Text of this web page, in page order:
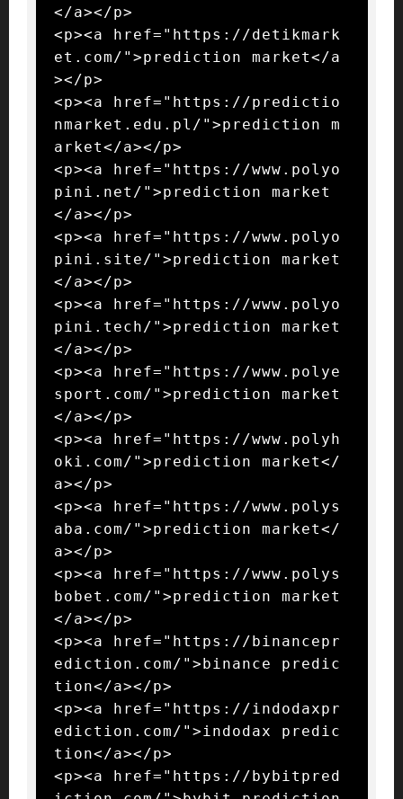
</a></p>
<p><a href="https://detikmark
et.com/">prediction market</a
></p>
<p><a href="https://predictio
nmarket.edu.pl/">prediction m
arket</a></p>
<p><a href="https://www.polyo
pini.net/">prediction market
</a></p>
<p><a href="https://www.polyo
pini.site/">prediction market
</a></p>
<p><a href="https://www.polyo
pini.tech/">prediction market
</a></p>
<p><a href="https://www.polye
sport.com/">prediction market
</a></p>
<p><a href="https://www.polyh
oki.com/">prediction market</
a></p>
<p><a href="https://www.polys
aba.com/">prediction market</
a></p>
<p><a href="https://www.polys
bobet.com/">prediction market
</a></p>
<p><a href="https://binancepr
ediction.com/">binance predic
tion</a></p>
<p><a href="https://indodaxpr
ediction.com/">indodax predic
tion</a></p>
<p><a href="https://bybitpred